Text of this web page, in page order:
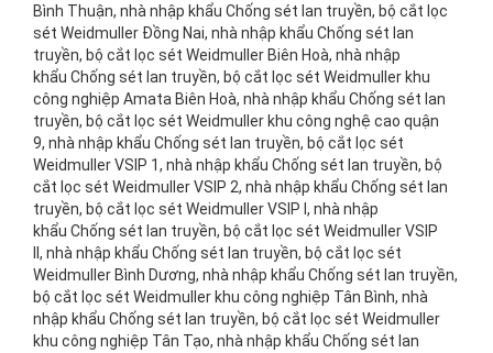
Bình Thuận, nhà nhập khẩu Chống sét lan truyền, bộ cắt lọc
sét Weidmuller Đồng Nai, nhà nhập khẩu Chống sét lan
truyền, bộ cắt lọc sét Weidmuller Biên Hoà, nhà nhập
khẩu Chống sét lan truyền, bộ cắt lọc sét Weidmuller khu
công nghiệp Amata Biên Hoà, nhà nhập khẩu Chống sét lan
truyền, bộ cắt lọc sét Weidmuller khu công nghệ cao quận
9, nhà nhập khẩu Chống sét lan truyền, bộ cắt lọc sét
Weidmuller VSIP 1, nhà nhập khẩu Chống sét lan truyền, bộ
cắt lọc sét Weidmuller VSIP 2, nhà nhập khẩu Chống sét lan
truyền, bộ cắt lọc sét Weidmuller VSIP I, nhà nhập
khẩu Chống sét lan truyền, bộ cắt lọc sét Weidmuller VSIP
II, nhà nhập khẩu Chống sét lan truyền, bộ cắt lọc sét
Weidmuller Bình Dương, nhà nhập khẩu Chống sét lan truyền,
bộ cắt lọc sét Weidmuller khu công nghiệp Tân Bình, nhà
nhập khẩu Chống sét lan truyền, bộ cắt lọc sét Weidmuller
khu công nghiệp Tân Tạo, nhà nhập khẩu Chống sét lan